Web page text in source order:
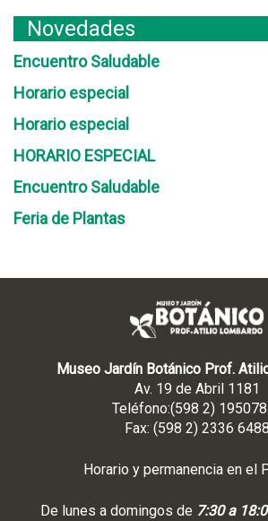
Novedades
Encuentro Saludable
Horario especial
Horario especial
HORARIO ESPECIAL
Encuentro Saludable
Feria de Plantas
Museo Jardín Botánico Prof.
Av. 19 de Abril 1181
Teléfono:(598 2)
Fax: (598 2) 2336 6488
Horario y permanencia en el
De lunes a domingos de 7:30 a